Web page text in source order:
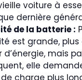
voiture à
dernière
de la batterie :
est grande, plus
d’énergie, mais
elle
charge plus